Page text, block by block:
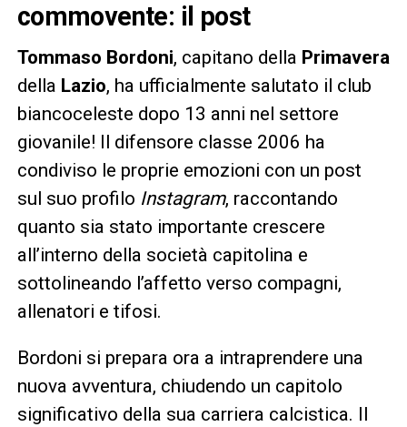
commovente: il post
Tommaso Bordoni, capitano della Primavera
della Lazio, ha ufficialmente salutato il club
biancoceleste dopo 13 anni nel settore
giovanile! Il difensore classe 2006 ha
condiviso le proprie emozioni con un post
sul suo profilo Instagram, raccontando
quanto sia stato importante crescere
all’interno della società capitolina e
sottolineando l’affetto verso compagni,
allenatori e tifosi.
Bordoni si prepara ora a intraprendere una
nuova avventura, chiudendo un capitolo
significativo della sua carriera calcistica. Il